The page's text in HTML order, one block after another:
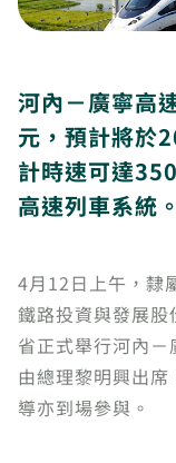
河內－廣寧高
元，預計將於
計時速可達
高速列車系統。
4月12日上午，隸
鐵路投資與發展
省正式舉行河內
由總理黎明興出
導亦到場參與。